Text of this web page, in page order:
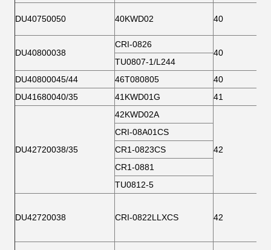
DU40750050 40KWD02 40
DU40800038
CRI-0826
40
TU0807-1/L244
DU40800045/44
46T080805
40
DU41680040/35
41KWD01G 41
DU42720038/35
42KWD02A
42
CRI-08A01CS
CR1-0823CS
CR1-0881
TU0812-5
DU42720038 CRI-0822LLXCS 42